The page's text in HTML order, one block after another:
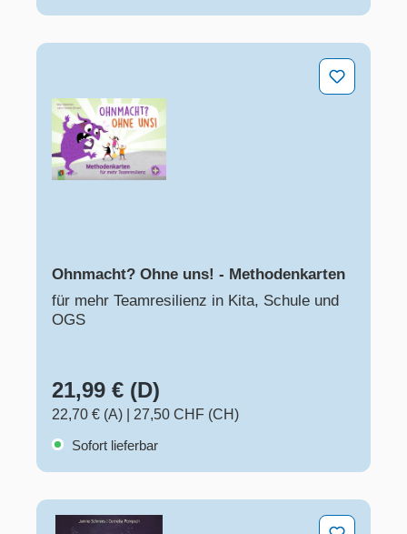
Ohnmacht? Ohne uns! - Methodenkarten
für mehr Teamresilienz in Kita, Schule und
OGS
21,99 € (D)
22,70 € (A)
27,50 CHF (CH)
Sofort lieferbar
Du bist wichtig